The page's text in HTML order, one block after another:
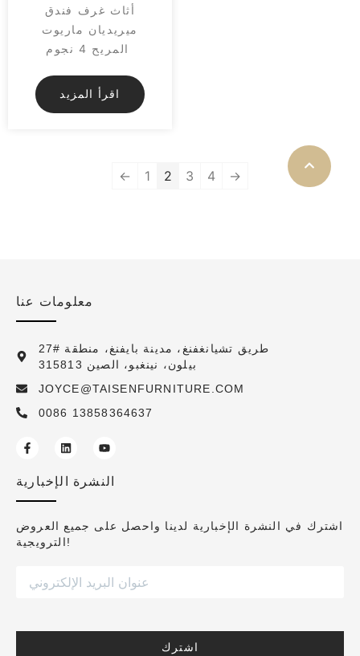
أثاث غرف فندق
ميريديان ماريوت
اقرأ المزيد
← 1 2 3 4 →
معلومات عنا
27# طريق تشيانغفنغ، مدينة بايفنغ، منطقة
بيلون، نينغبو، الصين 315813
JOYCE@TAISENFURNITURE.COM
0086 13858364637
النشرة الإخبارية
اشترك في النشرة الإخبارية لدينا واحصل على جميع العروض
الترويجية!
اشترك